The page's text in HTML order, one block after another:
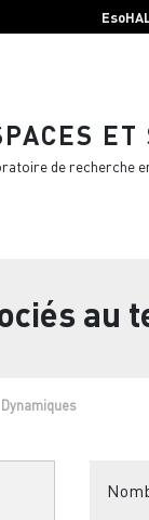
ET
de recherche
au
Dynamiques